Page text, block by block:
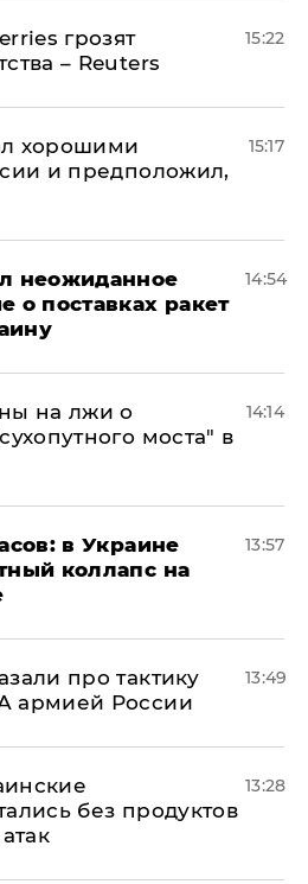
грозят
– Reuters
15:22
хорошими
и предположил,
15:17
неожиданное
о поставках ракет
14:54
на лжи о
моста" в
14:14
в Украине
коллапс на
13:57
про тактику
армией России
13:49
без продуктов
13:28